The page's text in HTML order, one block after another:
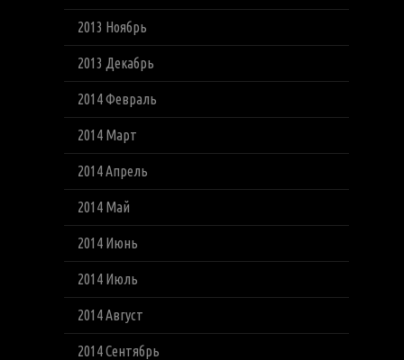
2013 Ноябрь
2013 Декабрь
2014 Февраль
2014 Март
2014 Апрель
2014 Май
2014 Июнь
2014 Июль
2014 Август
2014 Сентябрь